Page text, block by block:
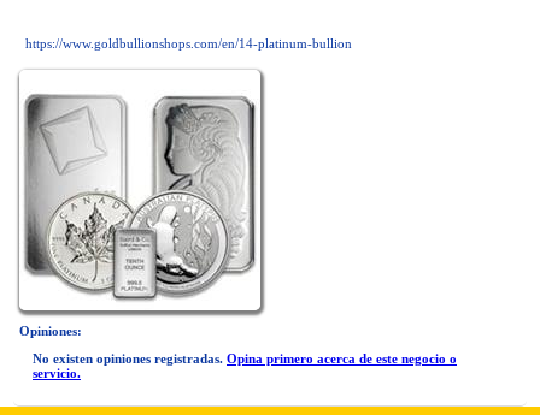
https://www.goldbullionshops.com/en/14-platinum-bullion
Opiniones:
No existen opiniones registradas. Opina primero acerca de este negocio o
servicio.